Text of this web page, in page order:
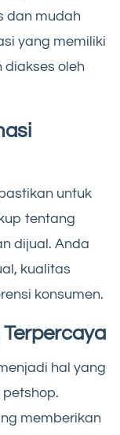
dan mudah
yang memiliki
diakses oleh
untuk
tentang
dijual. Anda
kualitas
konsumen.
Terpercaya
hal yang
memberikan